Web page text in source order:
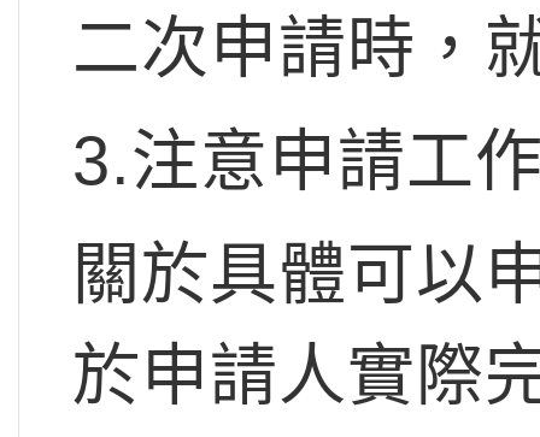
二次申請時，
3.注意申請工
關於具體可以
於申請人實際